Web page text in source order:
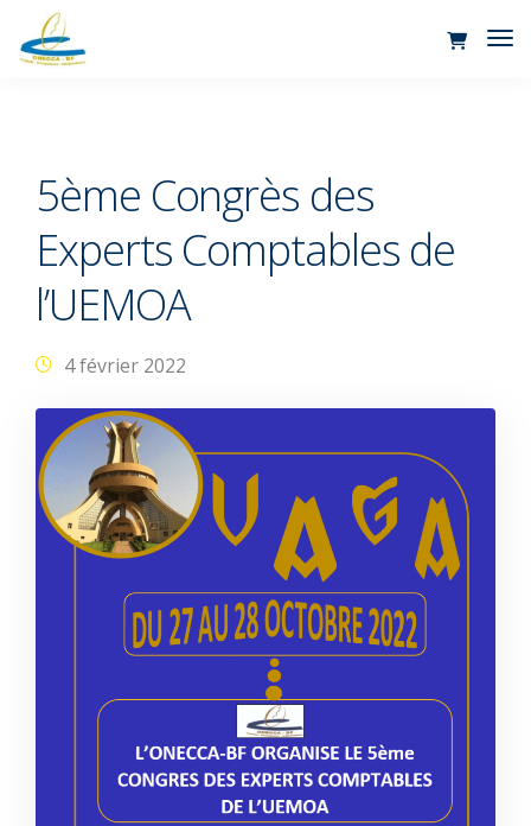
5ème Congrès des
Experts Comptables de
l’UEMOA
4 février 2022